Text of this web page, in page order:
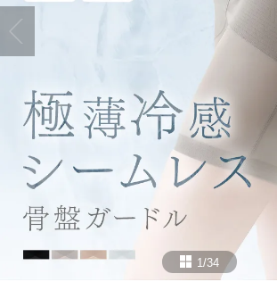
1/34